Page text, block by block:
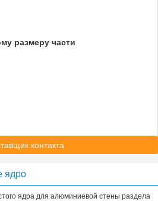
размеру части
контакта
ядро
ядра для алюминиевой стены раздела